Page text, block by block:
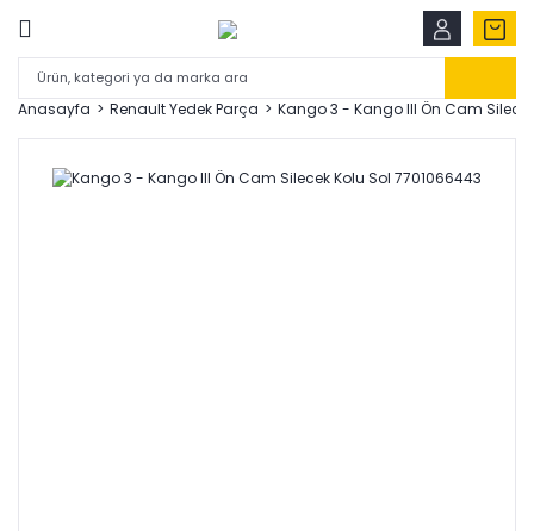
Anasayfa Renault Yedek Parça Kango 3 - Kango III Ön Cam